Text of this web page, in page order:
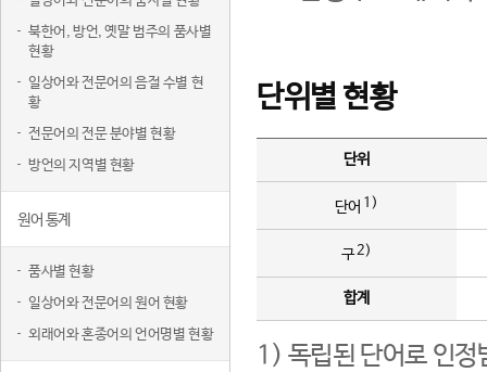
북한어, 방언, 옛말 범주의 품사별
현황
일상어와 전문어의 음절 수별 현
황
전문어의 전문 분야별 현황
방언의 지역별 현황
원어 통계
품사별 현황
일상어와 전문어의 원어 현황
외래어와 혼종어의 언어명별 현황
단위별 현황
단위
단어 1)
구2)
합계
1) 독립된 단어로 인정